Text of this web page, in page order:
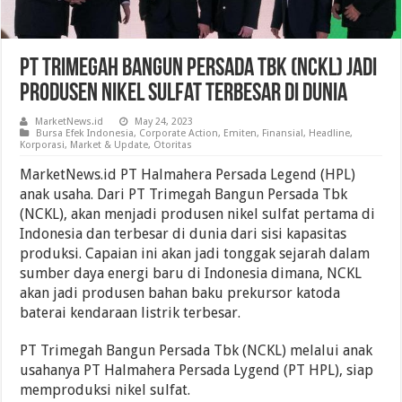
PT Trimegah Bangun Persada Tbk (NCKL) Jadi
Produsen Nikel Sulfat Terbesar Di Dunia
MarketNews.id
May 24, 2023
Bursa Efek Indonesia, Corporate Action, Emiten, Finansial, Headline,
Korporasi, Market & Update, Otoritas
MarketNews.id PT Halmahera Persada Legend (HPL)
anak usaha. Dari PT Trimegah Bangun Persada Tbk
(NCKL), akan menjadi produsen nikel sulfat pertama di
Indonesia dan terbesar di dunia dari sisi kapasitas
produksi. Capaian ini akan jadi tonggak sejarah dalam
sumber daya energi baru di Indonesia dimana, NCKL
akan jadi produsen bahan baku prekursor katoda
baterai kendaraan listrik terbesar.
PT Trimegah Bangun Persada Tbk (NCKL) melalui anak
usahanya PT Halmahera Persada Lygend (PT HPL), siap
memproduksi nikel sulfat.